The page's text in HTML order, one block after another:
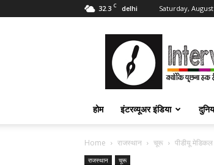
32.3 C delhi Saturday,
Interviewer
India
इंटरव्यूअर
इंडिया
होम इंटरव्यूअर इंडिया
Home राजस्थान चूरू पीडीयू
राजस्थान चूरू